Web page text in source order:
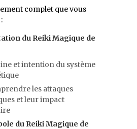
complet que vous
du Reiki Magique de
et intention du système
les attaques
et leur impact
du Reiki Magique de